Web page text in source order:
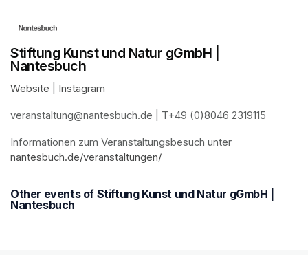
Stiftung Kunst und Natur gGmbH |
Nantesbuch
Website (opens in a new tab)
Instagram
veranstaltung@nantesbuch.de (opens in a new tab)
| T+49 (0)8046 2319115
Informationen zum Veranstaltungsbesuch (opens in a new tab)
(opens in a new tab)
(opens in a new tab)
(opens in a new tab)
nantesbuch.de/veranstaltungen/
Other events of Stiftung Kunst und Natur gGmbH |
Nantesbuch